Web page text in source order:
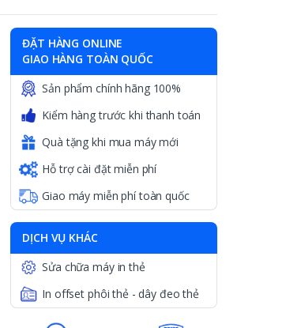
ĐẶT HÀNG ONLINE
GIAO HÀNG TOÀN QUỐC
Sản phẩm chính hãng 100%
Kiểm hàng trước khi thanh toán
Quà tặng khi mua máy mới
Hỗ trợ cài đặt miễn phí
Giao máy miễn phí toàn quốc
DỊCH VỤ KHÁC
Sửa chữa máy in thẻ
In offset phôi thẻ - dây đeo thẻ